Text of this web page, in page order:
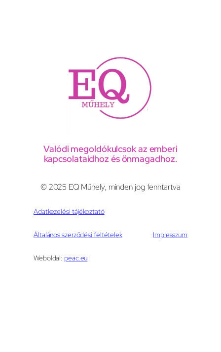
Valódi megoldókulcsok az emberi
kapcsolataidhoz és önmagadhoz.
© 2025 EQ Műhely, minden jog fenntartva
Adatkezelési tájékoztató
Általános szerződési feltételek Impresszum
Weboldal: peac.eu